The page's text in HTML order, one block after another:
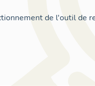
de l'outil de